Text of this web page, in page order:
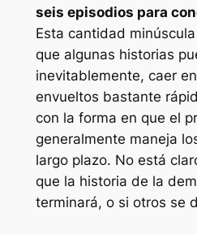
seis episodios para
Esta cantidad
que algunas historias
inevitablemente, caer
envueltos bastante
con la forma en que el
generalmente maneja
largo plazo. No está
que la historia de la
terminará, o si otros se